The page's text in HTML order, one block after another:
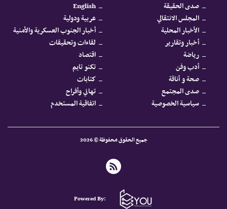
صدى الحقيقة
English
المجلس الانتقالي
عربية ودولية
الأخبار المحلية
أخبار الجنوب العسكرية والأمنية
أخبار وتقارير
لقاءات وتحقيقات
رياضة
اقتصاد
أدب وفن
تكنو تايم
صحة و أناقة
كتابات
صدى المجتمع
تهاني وأفراح
سياسية الخصوصية
اتفاقية المستخدم
جميع الحقوق محفوظة © 2026
Powered By: